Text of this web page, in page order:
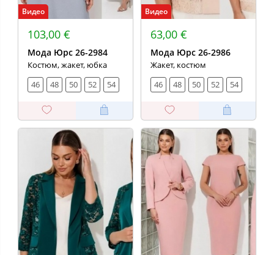
Видео
103,00 €
Мода Юрс 26-2984
Костюм, жакет, юбка
46
48 50 52 54
Видео
63,00 €
Мода Юрс 26-2986
Жакет, костюм
46
48 50 52 54